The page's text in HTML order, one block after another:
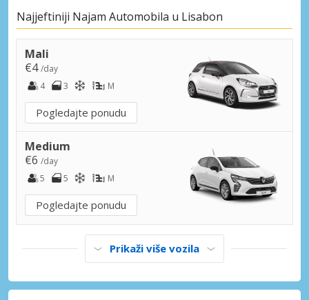
Lisabon, Santo António Grad
Lisabon, Santo António, Portugal
Lisabon, Sete Rios Bus Station Grad
Lisabon, Sete Rios Bus Station, Portugal
Miraflores Grad
Trancoso Grad
Trancoso, Portugal
Najjeftiniji Najam Automobila u Lisabon
Mali
€4/day
4
3 M
Pogledajte ponudu
Medium
€6 /day
5
5 M
Pogledajte ponudu
Prikaži više vozila